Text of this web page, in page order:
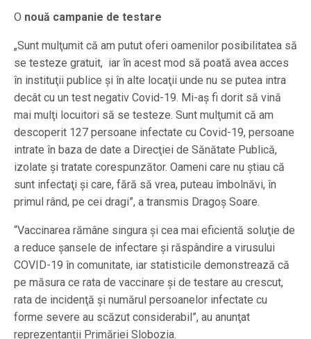
O nouă campanie de testare
„Sunt mulţumit că am putut oferi oamenilor posibilitatea să
se testeze gratuit, iar în acest mod să poată avea acces
în instituţii publice şi în alte locaţii unde nu se putea intra
decât cu un test negativ Covid-19. Mi-aş fi dorit să vină
mai mulţi locuitori să se testeze. Sunt mulţumit că am
descoperit 127 persoane infectate cu Covid-19, persoane
intrate în baza de date a Direcţiei de Sănătate Publică,
izolate şi tratate corespunzător. Oameni care nu ştiau că
sunt infectaţi şi care, fără să vrea, puteau îmbolnăvi, în
primul rând, pe cei dragi”, a transmis Dragoş Soare.
“Vaccinarea rămâne singura şi cea mai eficientă soluţie de
a reduce şansele de infectare şi răspândire a virusului
COVID-19 în comunitate, iar statisticile demonstrează că
pe măsura ce rata de vaccinare şi de testare au crescut,
rata de incidenţă şi numărul persoanelor infectate cu
forme severe au scăzut considerabil”, au anunţat
reprezentanţii Primăriei Slobozia.